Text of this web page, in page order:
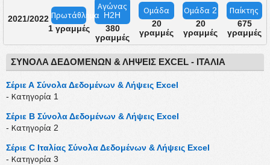
2021/2022 Πρωτάθλημα
1 γραμμές
Αγώνας
H2H
380
γραμμές
Ομάδα
20
γραμμές
Ομάδα 2
20
γραμμές
Παίκτης
675
γραμμές
ΣΎΝΟΛΑ ΔΕΔΟΜΈΝΩΝ & ΛΉΨΕΙΣ EXCEL - ΙΤΑΛΊΑ
Σέριε Α Σύνολα Δεδομένων & Λήψεις Excel
- Κατηγορία 1
Σέριε Β Σύνολα Δεδομένων & Λήψεις Excel
- Κατηγορία 2
Σέριε C Ιταλίας Σύνολα Δεδομένων & Λήψεις Excel
- Κατηγορία 3